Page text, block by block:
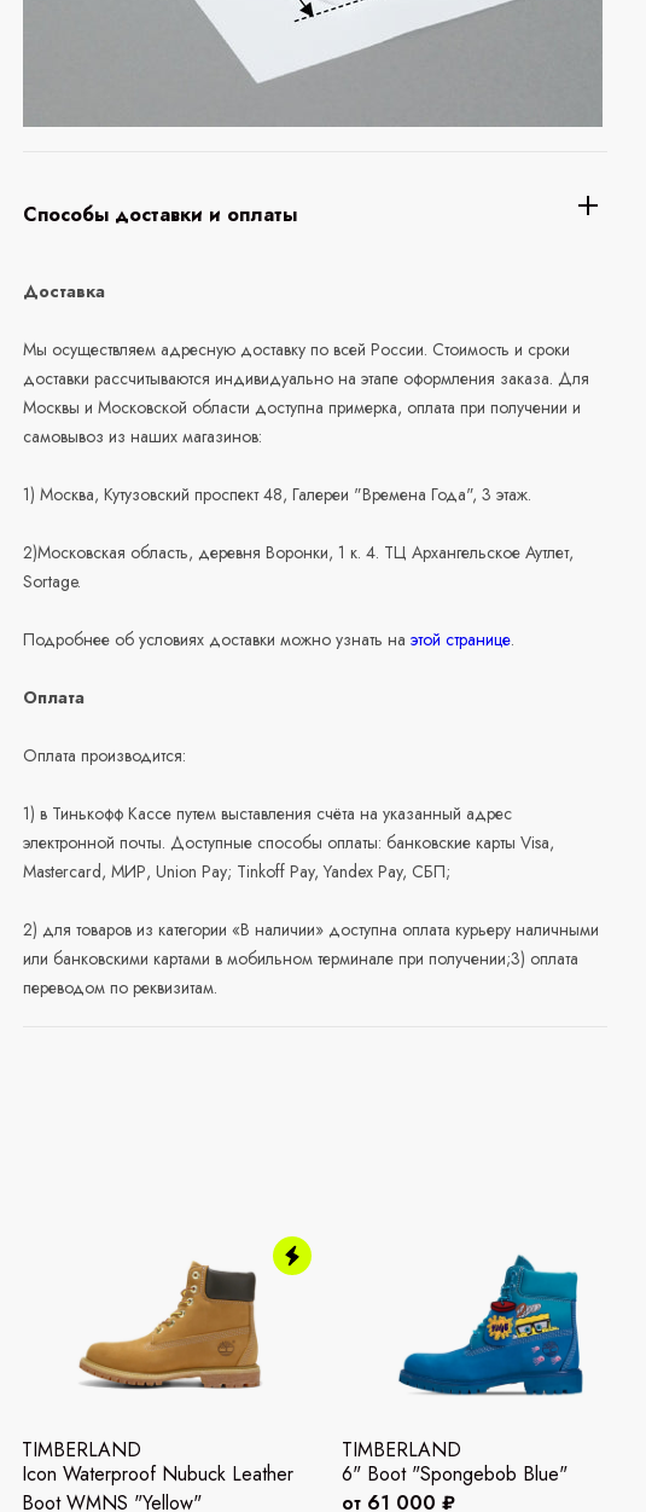
Способы доставки и оплаты
Доставка
Мы осуществляем адресную доставку по всей России. Стоимость и сроки
доставки рассчитываются индивидуально на этапе оформления заказа. Для
Москвы и Московской области доступна примерка, оплата при получении и
самовывоз из наших магазинов:
1) Москва, Кутузовский проспект 48, Галереи "Времена Года", 3 этаж.
2)Московская область, деревня Воронки, 1 к. 4. ТЦ Архангельское Аутлет,
Sortage.
Подробнее об условиях доставки можно узнать наэтой странице.
Оплата
Оплата производится:
1) в Тинькофф Кассе путем выставления счёта на указанный адрес
электронной почты. Доступные способы оплаты: банковские карты Visa,
Mastercard, МИР, Union Pay; Tinkoff Pay, Yandex Pay, СБП;
2) для товаров из категории «В наличии» доступна оплата курьеру наличными
или банковскими картами в мобильном терминале при получении;3) оплата
переводом по реквизитам.
TIMBERLAND
Icon Waterproof Nubuck Leather
Boot WMNS "Yellow"
TIMBERLAND
6" Boot "Spongebob Blue"
от 61 000 ₽